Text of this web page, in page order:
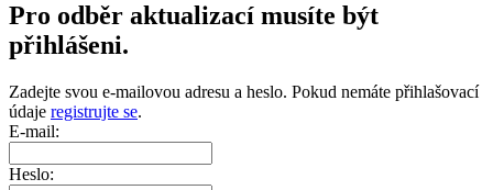
Pro odběr aktualizací musíte být
přihlášeni.
Zadejte svou e-mailovou adresu a heslo. Pokud nemáte přihlašovací
údaje registrujte se.
E-mail:
Heslo: